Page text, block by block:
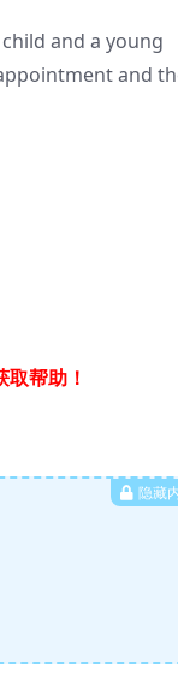
and a young
and
帮助！
隐藏